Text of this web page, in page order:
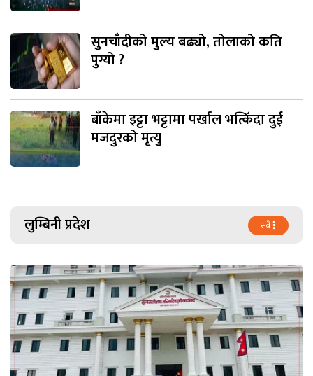
सुनचाँदीको मुल्य बढ्यो, तोलाको कति
पुग्यो ?
बाँकेमा इट्टा भट्टामा पर्खाल भत्किँदा दुई
मजदुरको मृत्यु
लुम्बिनी प्रदेश सबै